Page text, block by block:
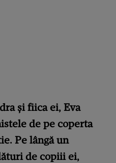
și fiica ei, Eva
de pe coperta
Pe lângă un
de copiii ei,